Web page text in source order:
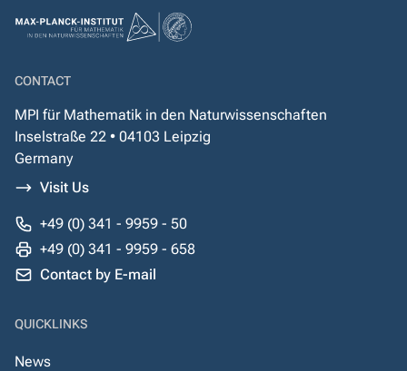
CONTACT
MPI für Mathematik in den Naturwissenschaften
Inselstraße 22 • 04103 Leipzig
Germany
Visit Us
+49 (0) 341 - 9959 - 50
+49 (0) 341 - 9959 - 658
Contact by E-mail
QUICKLINKS
News